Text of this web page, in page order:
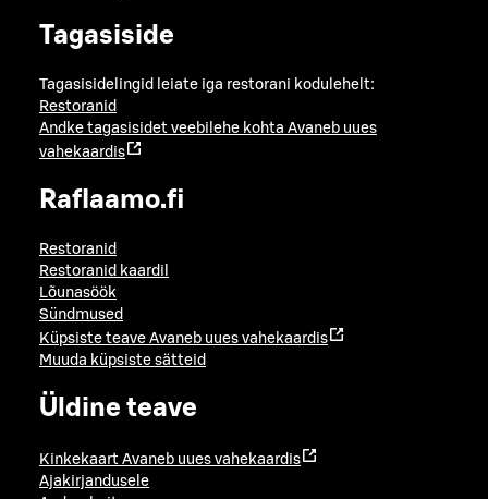
Tagasiside
Tagasisidelingid leiate iga restorani kodulehelt:
Restoranid
Andke tagasisidet veebilehe kohta Avaneb uues
vahekaardis
Raflaamo.fi
Restoranid
Restoranid kaardil
Lõunasöök
Sündmused
Küpsiste teave Avaneb uues vahekaardis
Muuda küpsiste sätteid
Üldine teave
Kinkekaart Avaneb uues vahekaardis
Ajakirjandusele